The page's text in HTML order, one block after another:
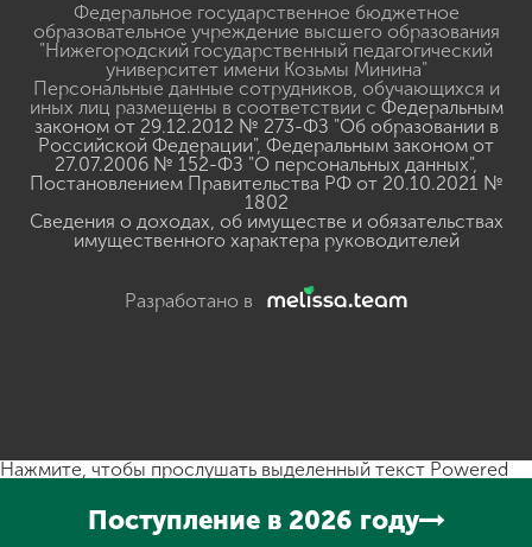
Федеральное государственное бюджетное
образовательное учреждение высшего образования
"Нижегородский государственный педагогический
университет имени Козьмы Минина"
Персональные данные сотрудников, обучающихся и
иных лиц размещены в соответствии с Федеральным
законом от 29.12.2012 № 273-ФЗ "Об образовании в
Российской Федерации", Федеральным законом от
27.07.2006 № 152-ФЗ "О персональных данных",
Постановлением Правительства РФ от 20.10.2021 №
1802
Сведения о доходах, об имуществе и обязательствах
имущественного характера руководителей
Разработано в
Поступление в 2026 году
Нажмите, чтобы прослушать выделенный текст Powered